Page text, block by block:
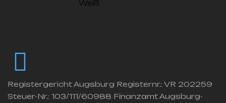
Registergericht Augsburg Registernr.: VR 202259
Steuer-Nr.: 103/111/60988 Finanzamt Augsburg-